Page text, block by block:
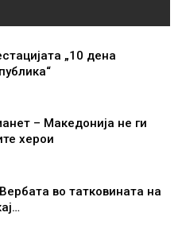
„10 дена
– Македонија не ги
херои
во татковината на